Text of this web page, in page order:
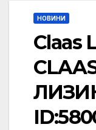
НОВИНИ
Claas